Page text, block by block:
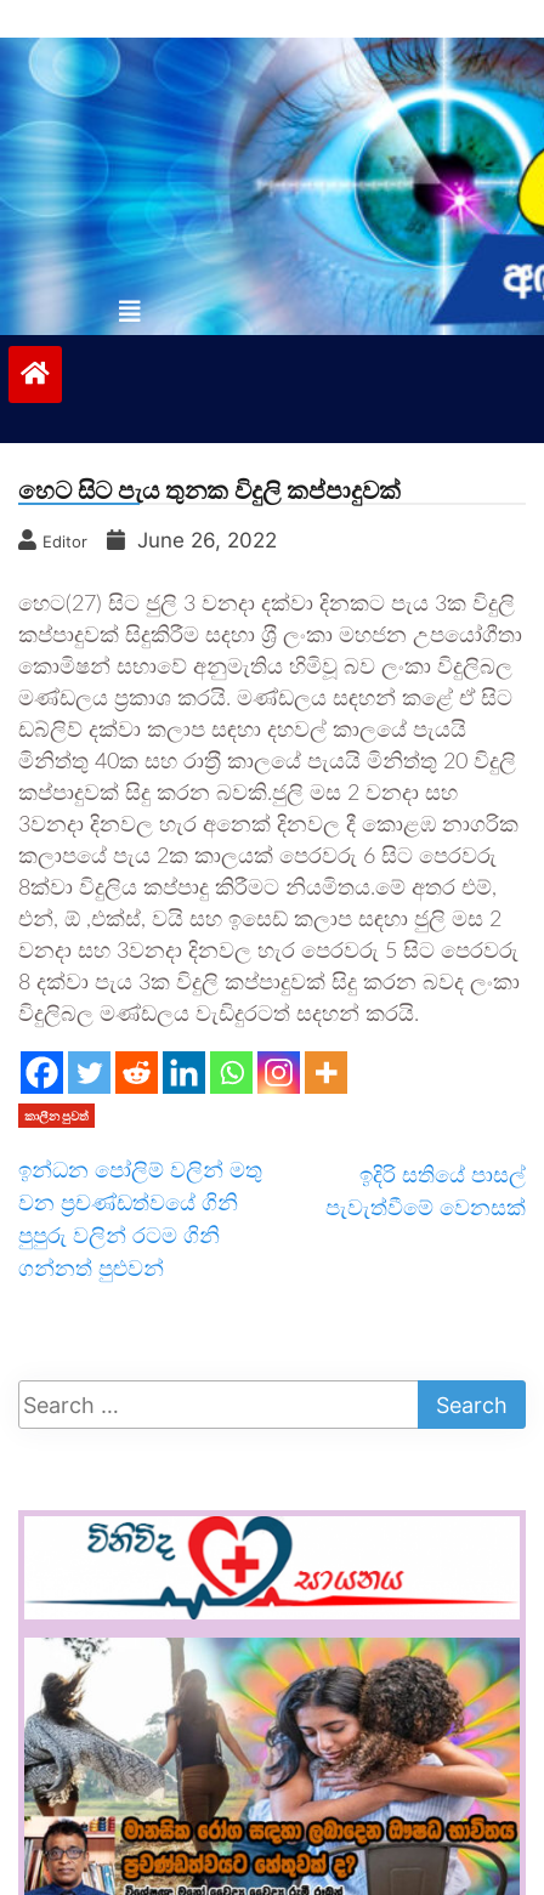
to
contentvinivida.lk
හෙට සිට පැය තුනක විදුලි කප්පාදුවක්
Editor June 26, 2022
හෙට(27) සිට ජුලි 3 වනදා දක්වා දිනකට පැය 3ක විදුලි
කප්පාදුවක් සිදුකිරීම සදහා ශ‍්‍රී ලංකා මහජන උපයෝගීතා
කොමිෂන් සභාවේ අනුමැතිය හිමිවූ බව ලංකා විදුලිබල
මණ්ඩලය ප‍්‍රකාශ කරයි. මණ්ඩලය සඳහන් කළේ ඒ සිට
ඩබ්ලිව් දක්වා කලාප සඳහා දහවල් කාලයේ පැයයි
මිනිත්තු 40ක සහ රාත‍්‍රී කාලයේ පැයයි මිනිත්තු 20 විදුලි
කප්පාදුවක් සිදු කරන බවකි.ජුලි මස 2 වනදා සහ
3වනදා දිනවල හැර අනෙක් දිනවල දී කොළඹ නාගරික
කලාපයේ පැය 2ක කාලයක් පෙරවරු 6 සිට පෙරවරු
8ක්වා විදුලිය කප්පාදු කිරීමට නියමිතය.මේ අතර එම්,
එන්, ඕ ,එක්ස්, වයි සහ ඉසෙඩ් කලාප සඳහා ජුලි මස 2
වනදා සහ 3වනදා දිනවල හැර පෙරවරු 5 සිට පෙරවරු
8 දක්වා පැය 3ක විදුලි කප්පාදුවක් සිදු කරන බවද ලංකා
විදුලිබල මණ්ඩලය වැඩිදුරටත් සදහන් කරයි.
කාලීන පුවත්
ඉන්ධන පෝලිම් වලින් මතු
වන ප්‍රචණ්ඩත්වයේ ගිනි
පුපුරු වලින් රටම ගිනි
ගන්නත් පුළුවන්
ඉදිරි සතියේ පාසල්
පැවැත්වීමේ වෙනසක්